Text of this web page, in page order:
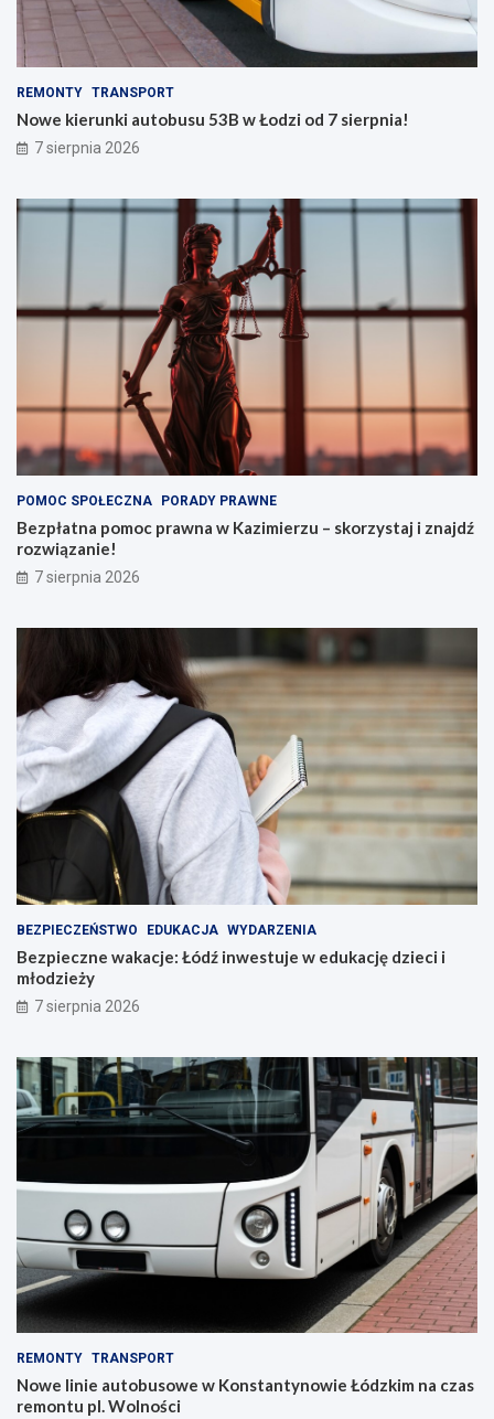
REMONTY TRANSPORT
Nowe kierunki autobusu 53B w Łodzi od 7 sierpnia!
7 sierpnia 2026
POMOC SPOŁECZNA PORADY PRAWNE
Bezpłatna pomoc prawna w Kazimierzu – skorzystaj i znajdź
rozwiązanie!
7 sierpnia 2026
BEZPIECZEŃSTWO EDUKACJA WYDARZENIA
Bezpieczne wakacje: Łódź inwestuje w edukację dzieci i
młodzieży
7 sierpnia 2026
REMONTY TRANSPORT
Nowe linie autobusowe w Konstantynowie Łódzkim na czas
remontu pl. Wolności